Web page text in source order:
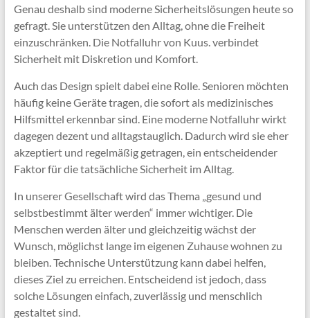
Genau deshalb sind moderne Sicherheitslösungen heute so
gefragt. Sie unterstützen den Alltag, ohne die Freiheit
einzuschränken. Die Notfalluhr von Kuus. verbindet
Sicherheit mit Diskretion und Komfort.
Auch das Design spielt dabei eine Rolle. Senioren möchten
häufig keine Geräte tragen, die sofort als medizinisches
Hilfsmittel erkennbar sind. Eine moderne Notfalluhr wirkt
dagegen dezent und alltagstauglich. Dadurch wird sie eher
akzeptiert und regelmäßig getragen, ein entscheidender
Faktor für die tatsächliche Sicherheit im Alltag.
In unserer Gesellschaft wird das Thema „gesund und
selbstbestimmt älter werden“ immer wichtiger. Die
Menschen werden älter und gleichzeitig wächst der
Wunsch, möglichst lange im eigenen Zuhause wohnen zu
bleiben. Technische Unterstützung kann dabei helfen,
dieses Ziel zu erreichen. Entscheidend ist jedoch, dass
solche Lösungen einfach, zuverlässig und menschlich
gestaltet sind.